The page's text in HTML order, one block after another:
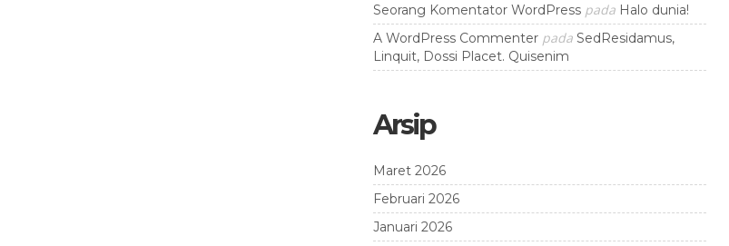
Seorang Komentator WordPresspada Halo dunia!
A WordPress Commenterpada SedResidamus,
Linquit, Dossi Placet. Quisenim
Arsip
Maret 2026
Februari 2026
Januari 2026